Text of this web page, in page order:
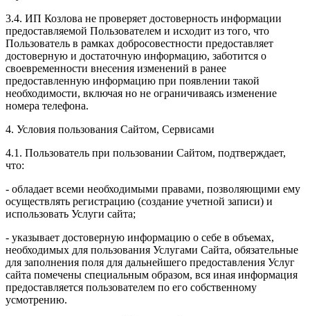
3.4. ИП Козлова не проверяет достоверность информации
предоставляемой Пользователем и исходит из того, что
Пользователь в рамках добросовестности предоставляет
достоверную и достаточную информацию, заботится о
своевременности внесения изменений в ранее
предоставленную информацию при появлении такой
необходимости, включая но не ограничиваясь изменение
номера телефона.
4. Условия пользования Сайтом, Сервисами
4.1. Пользователь при пользовании Сайтом, подтверждает,
что:
- обладает всеми необходимыми правами, позволяющими ему
осуществлять регистрацию (создание учетной записи) и
использовать Услуги сайта;
- указывает достоверную информацию о себе в объемах,
необходимых для пользования Услугами Сайта, обязательные
для заполнения поля для дальнейшего предоставления Услуг
сайта помечены специальным образом, вся иная информация
предоставляется пользователем по его собственному
усмотрению.